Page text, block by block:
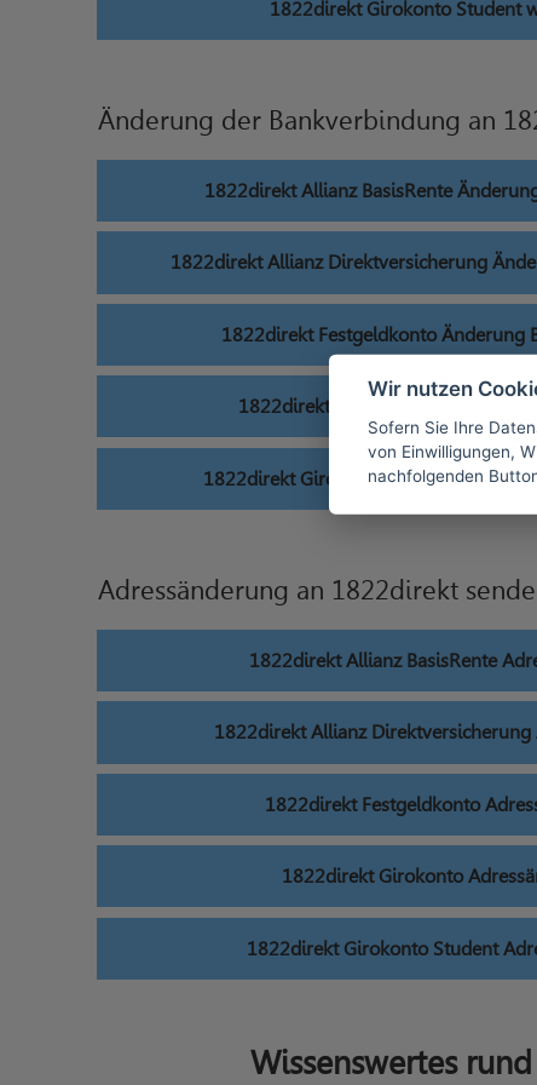
1822direkt Girokonto Student
Änderung der Bankverbindung an
1822direkt Allianz BasisRente
1822direkt Allianz Direktversicherung
1822direkt Festgeldkonto Änderung
1822direkt Girokonto Änderung
1822direkt Girokonto Student
Adressänderung an 1822direkt
1822direkt Allianz BasisRente
1822direkt Allianz Direktversicherung
1822direkt Festgeldkonto
1822direkt Girokonto
1822direkt Girokonto Student
Wissenswertes
Wir nutzen
Sofern Sie Ihre
von Einwilligungen,
nachfolgenden